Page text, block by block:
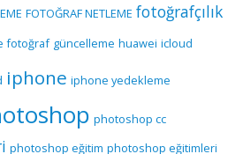
FOTOĞRAF NETLEME fotoğrafçılık
fotoğraf güncelleme huawei icloud
iphone iphone yedekleme
photoshop cc
photoshop eğitim photoshop eğitimleri